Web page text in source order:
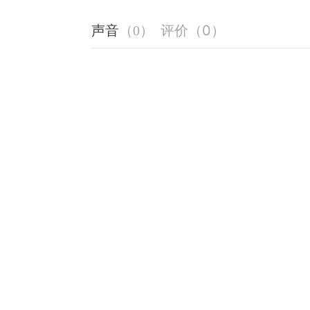
声音 （0） 评价 （0 ）